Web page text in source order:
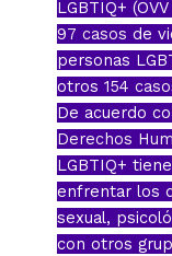
LGBTIQ+
97 casos de
personas
otros 154
De acuerdo
Derechos
LGBTIQ+
enfrentar los
sexual,
con otros